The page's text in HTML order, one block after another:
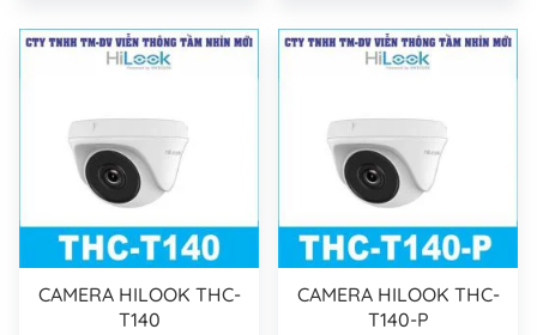
CAMERA HILOOK THC-
T140
CAMERA HILOOK THC-
T140-P